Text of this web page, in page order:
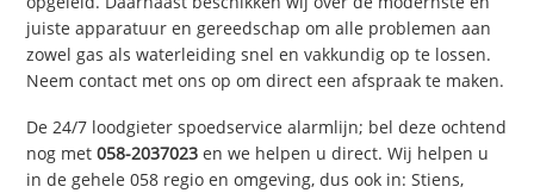
juiste apparatuur en gereedschap om alle problemen aan
zowel gas als waterleiding snel en vakkundig op te lossen.
Neem contact met ons op om direct een afspraak te maken.
De 24/7 loodgieter spoedservice alarmlijn; bel deze ochtend
nog met058-2037023 en we helpen u direct. Wij helpen u
in de gehele 058 regio en omgeving, dus ook in: Stiens,